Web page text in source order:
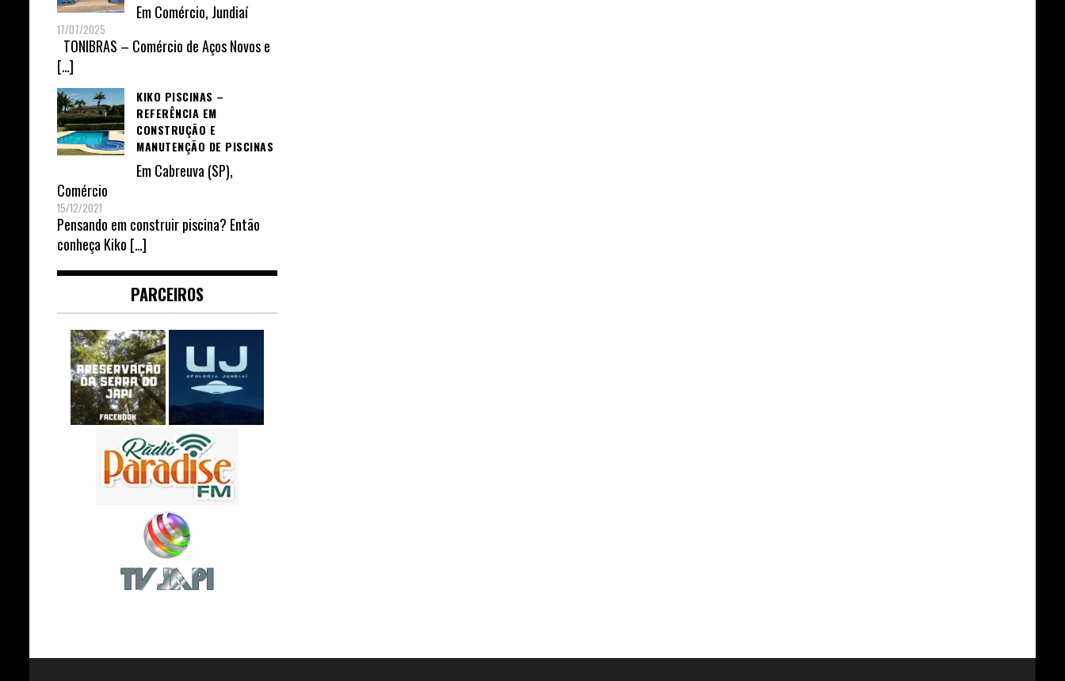
Em Comércio, Jundiaí
17/07/2025
TONIBRAS – Comércio de Aços Novos e
[…]
KIKO PISCINAS –
REFERÊNCIA EM
CONSTRUÇÃO E
MANUTENÇÃO DE PISCINAS
Em Cabreuva (SP),
Comércio
15/12/2021
Pensando em construir piscina? Então
conheça Kiko […]
PARCEIROS